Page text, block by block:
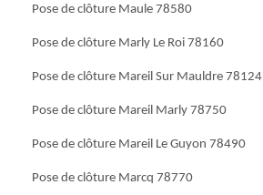
Pose de clôture Maule 78580
Pose de clôture Marly Le Roi 78160
Pose de clôture Mareil Sur Mauldre 78124
Pose de clôture Mareil Marly 78750
Pose de clôture Mareil Le Guyon 78490
Pose de clôture Marcq 78770